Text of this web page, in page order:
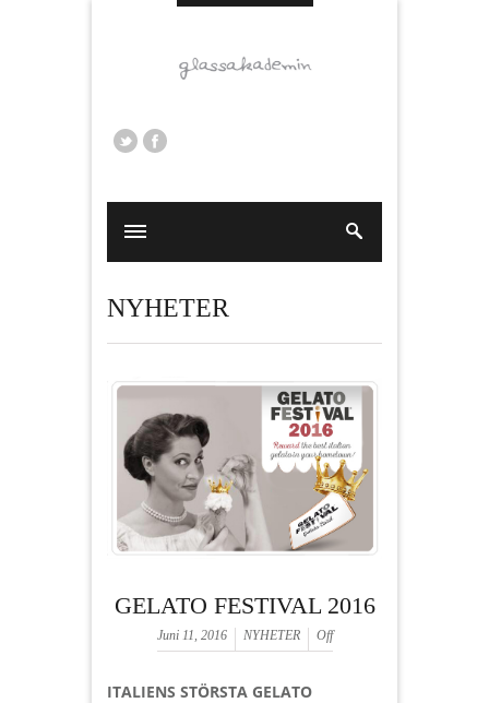
NYHETER
GELATO FESTIVAL 2016
Juni 11, 2016 NYHETER Off
ITALIENS STÖRSTA GELATO